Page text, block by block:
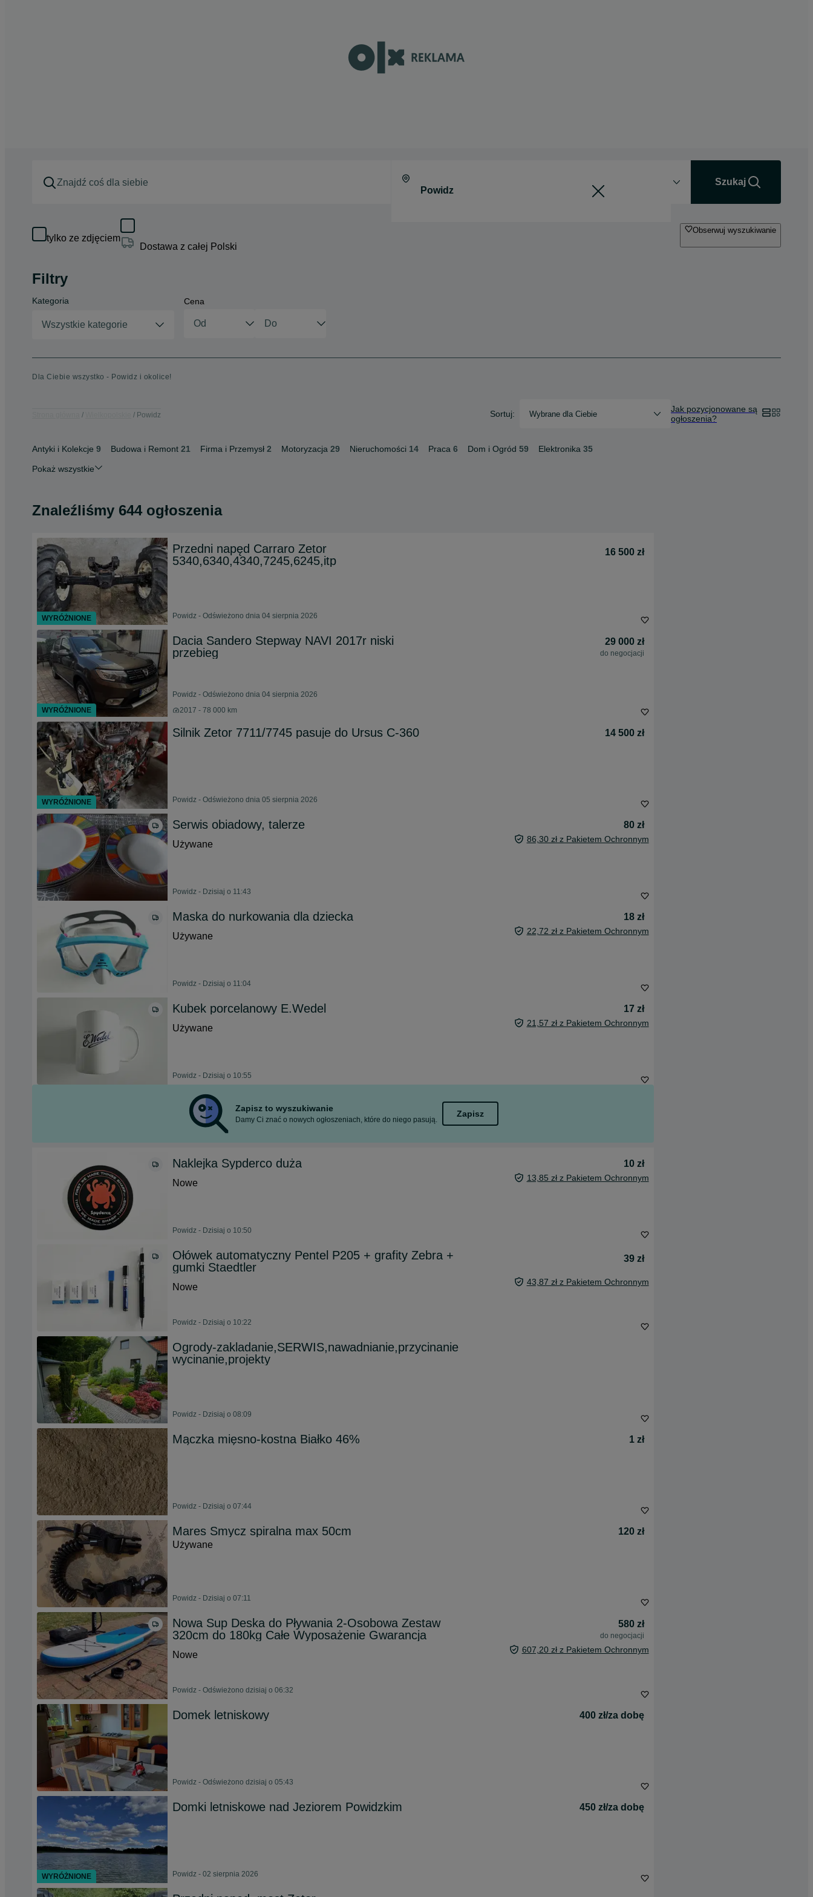
Szukaj
tylko ze zdjęciem
Dostawa z całej Polski
Obserwuj wyszukiwanie
Filtry
Kategoria
Wszystkie kategorie
Cena
Dla Ciebie wszystko - Powidz i okolice!
Powidz Sortuj: Wybrane dla Ciebie
Jak pozycjonowane są
ogłoszenia?
Antyki i Kolekcje 9 Budowa i Remont 21 Firma i Przemysł 2 Motoryzacja 29 Nieruchomości 14 Praca 6 Dom i Ogród 59 Elektronika 35
Pokaż wszystkie
Znaleźliśmy 644 ogłoszenia
Przedni napęd Carraro Zetor
5340,6340,4340,7245,6245,itp
16 500 zł
Powidz - Odświeżono dnia 04 sierpnia 2026
Dacia Sandero Stepway NAVI 2017r niski
przebieg
29 000 zł
do negocjacji
Powidz - Odświeżono dnia 04 sierpnia 2026
2017 - 78 000 km
Silnik Zetor 7711/7745 pasuje do Ursus C-360 14 500 zł
Powidz - Odświeżono dnia 05 sierpnia 2026
Serwis obiadowy, talerze
80 zł
Używane
86,30 zł z Pakietem Ochronnym
Powidz - Dzisiaj o 11:43
Maska do nurkowania dla dziecka
18 zł
Używane
22,72 zł z Pakietem Ochronnym
Powidz - Dzisiaj o 11:04
Kubek porcelanowy E.Wedel
17 zł
Używane
21,57 zł z Pakietem Ochronnym
Powidz - Dzisiaj o 10:55
Zapisz to wyszukiwanie
Damy Ci znać o nowych ogłoszeniach, które do niego pasują.
Zapisz
Naklejka Sypderco duża
10 zł
Nowe
13,85 zł z Pakietem Ochronnym
Powidz - Dzisiaj o 10:50
Ołówek automatyczny Pentel P205 + grafity Zebra +
gumki Staedtler
39 zł
Nowe 43,87 zł z Pakietem Ochronnym
Powidz - Dzisiaj o 10:22
Ogrody-zakladanie,SERWIS,nawadnianie,przycinanie
wycinanie,projekty
Powidz - Dzisiaj o 08:09
Mączka mięsno-kostna Białko 46% 1 zł
Powidz - Dzisiaj o 07:44
Mares Smycz spiralna max 50cm
120 zł
Używane
Powidz - Dzisiaj o 07:11
Nowa Sup Deska do Pływania 2-Osobowa Zestaw
320cm do 180kg Całe Wyposażenie Gwarancja
580 zł
do negocjacji
Nowe 607,20 zł z Pakietem Ochronnym
Powidz - Odświeżono dzisiaj o 06:32
Domek letniskowy 400 zł/za dobę
Powidz - Odświeżono dzisiaj o 05:43
Domki letniskowe nad Jeziorem Powidzkim 450 zł/za dobę
Powidz - 02 sierpnia 2026
WYRÓŻNIONE
WYRÓŻNIONE
WYRÓŻNIONE
WYRÓŻNIONE